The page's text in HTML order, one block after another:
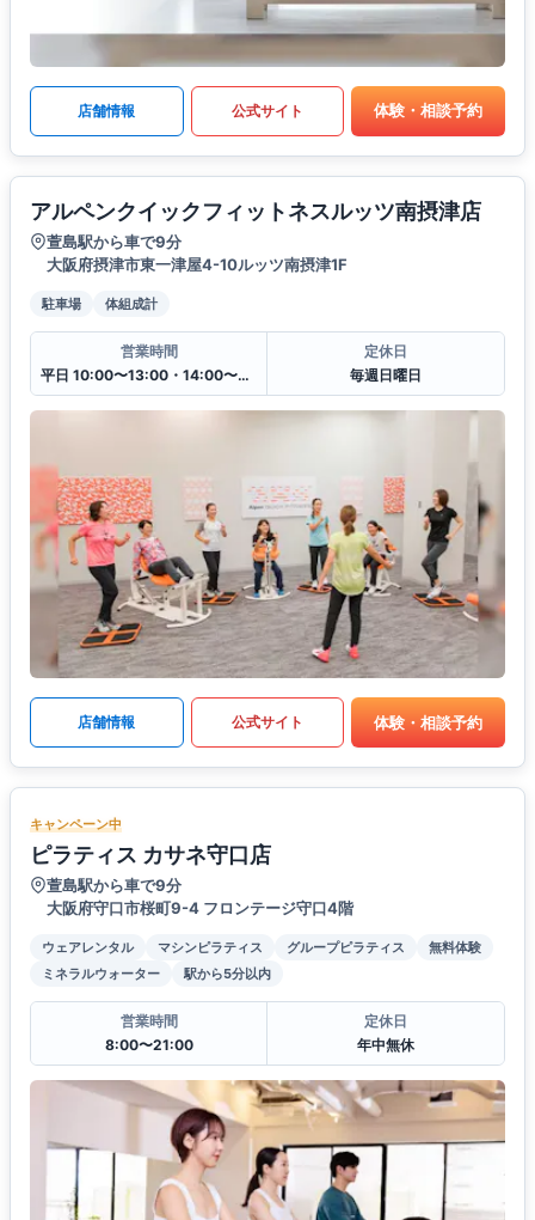
店舗情報 公式サイト 体験・相談予約
アルペンクイックフィットネスルッツ南摂津店
萱島駅から車で9分
大阪府摂津市東一津屋4-10ルッツ南摂津1F
駐車場 体組成計
営業時間
平日 10:00〜13:00・14:00〜20:00
定休日
毎週日曜日
店舗情報 公式サイト 体験・相談予約
キャンペーン中
ピラティス カサネ守口店
萱島駅から車で9分
大阪府守口市桜町9-4 フロンテージ守口4階
ウェアレンタル マシンピラティス グループピラティス
無料体験
ミネラルウォーター
駅から5分以内
営業時間
8:00〜21:00
定休日
年中無休